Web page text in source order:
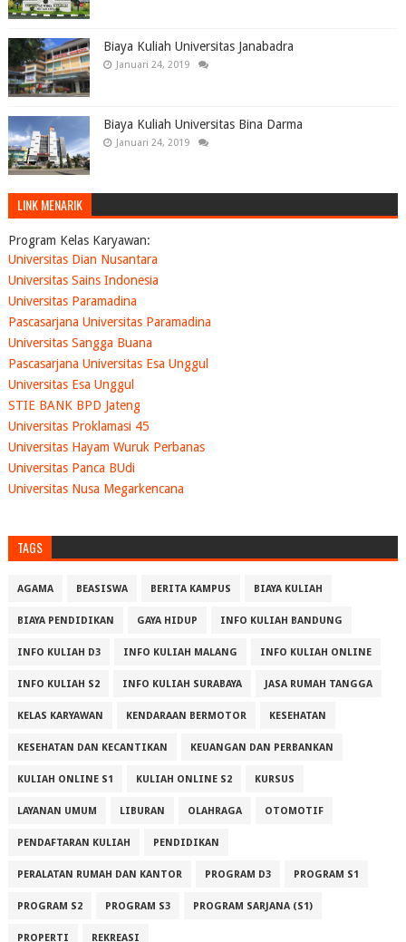
Biaya Kuliah Universitas Janabadra
Januari 24, 2019
Biaya Kuliah Universitas Bina Darma
Januari 24, 2019
LINK MENARIK
Program Kelas Karyawan:
Universitas Dian Nusantara
Universitas Sains Indonesia
Universitas Paramadina
Pascasarjana Universitas Paramadina
Universitas Sangga Buana
Pascasarjana Universitas Esa Unggul
Universitas Esa Unggul
STIE BANK BPD Jateng
Universitas Proklamasi 45
Universitas Hayam Wuruk Perbanas
Universitas Panca BUdi
Universitas Nusa Megarkencana
TAGS
AGAMA BEASISWA BERITA KAMPUS BIAYA KULIAH
BIAYA PENDIDIKAN GAYA HIDUP INFO KULIAH BANDUNG
INFO KULIAH D3 INFO KULIAH MALANG INFO KULIAH ONLINE
INFO KULIAH S2 INFO KULIAH SURABAYA JASA RUMAH TANGGA
KELAS KARYAWAN KENDARAAN BERMOTOR KESEHATAN
KESEHATAN DAN KECANTIKAN KEUANGAN DAN PERBANKAN
KULIAH ONLINE S1 KULIAH ONLINE S2 KURSUS
LAYANAN UMUM LIBURAN OLAHRAGA OTOMOTIF
PENDAFTARAN KULIAH PENDIDIKAN
PERALATAN RUMAH DAN KANTOR PROGRAM D3 PROGRAM S1
PROGRAM S2 PROGRAM S3 PROGRAM SARJANA (S1)
PROPERTI REKREASI